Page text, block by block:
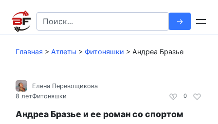
контенту
Search
for:
Главная > Атлеты > Фитоняшки > Андреа Бразье
0
Елена Перевощикова
8 летФитоняшки
Андреа Бразье и ее роман со спортом